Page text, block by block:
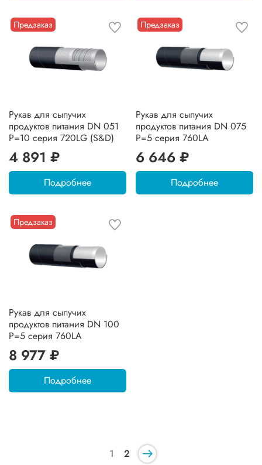
Предзаказ
Рукав для сыпучих
продуктов питания DN 051
P=10 серия 720LG (S&D)
4 891 ₽
Подробнее
Предзаказ
Рукав для сыпучих
продуктов питания DN 075
P=5 серия 760LA
6 646 ₽
Подробнее
Предзаказ
Рукав для сыпучих
продуктов питания DN 100
P=5 серия 760LA
8 977 ₽
Подробнее
1 2